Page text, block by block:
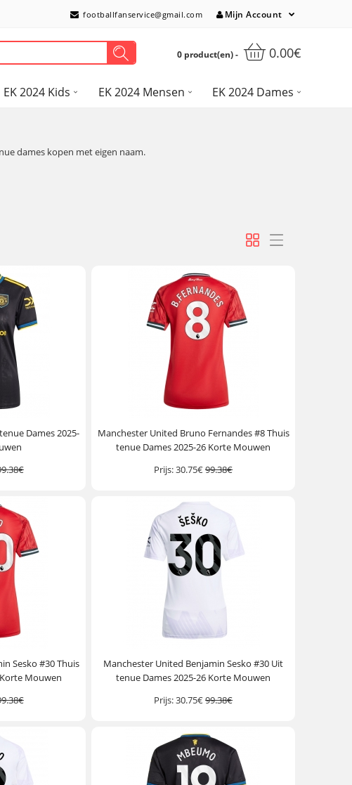
footballfanservice@gmail.com Mijn Account
0 product(en) - 0.00€
EK 2024 Kids EK 2024 Mensen EK 2024 Dames
dames kopen met eigen naam.
Dames 2025-
Manchester United Bruno Fernandes #8 Thuis
tenue Dames 2025-26 Korte Mouwen
Prijs:30.75€99.38€
Sesko #30 Thuis
Mouwen
Manchester United Benjamin Sesko #30 Uit
tenue Dames 2025-26 Korte Mouwen
Prijs:30.75€99.38€